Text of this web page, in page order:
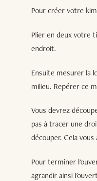
Pour créer votre
Plier en deux votre
endroit.
Ensuite mesurer la
milieu. Repérer ce
Vous devrez
pas à tracer une
découper. Cela
Pour terminer
agrandir ainsi